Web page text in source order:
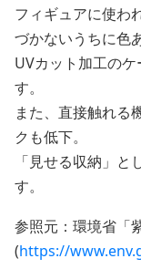
フィギュアに使わ
づかないうちに色
UVカット加工の
す。
また、直接触れる
クも低下。
「見せる収納」
す。
参照元：環境省「
(https://